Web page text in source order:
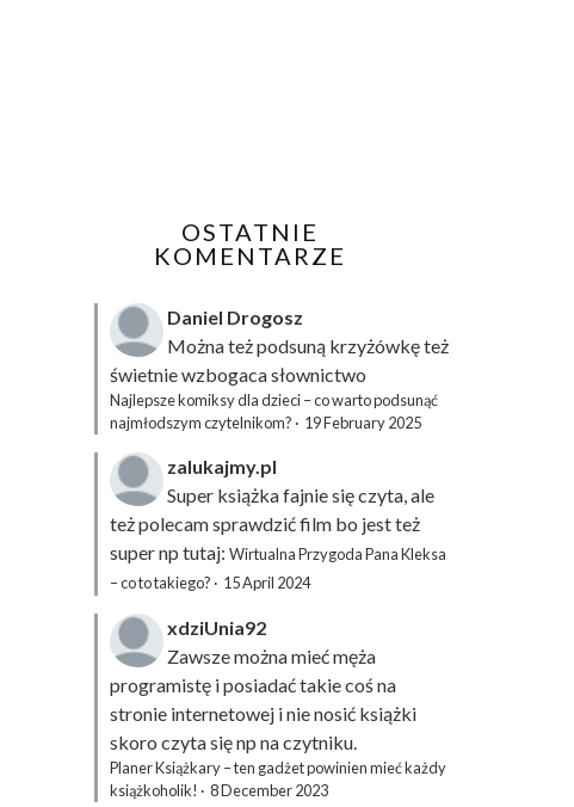
OSTATNIE
KOMENTARZE
Daniel Drogosz
Można też podsuną krzyżówkęteż
świetnie wzbogaca słownictwo
Najlepsze komiksy dla dzieci – co warto podsunąć
najmłodszym czytelnikom? · 19 February 2025
zalukajmy.pl
Super książka fajnie się czyta, ale
też polecam sprawdzić film bo jest też
super np tutaj: Wirtualna Przygoda Pana Kleksa
– co to takiego? · 15 April 2024
xdziUnia92
Zawsze można mieć męża
programistę i posiadać takie coś na
stronie internetowej i nie nosić książki
skoro czyta się np na czytniku.
Planer Książkary – ten gadżet powinien mieć każdy
książkoholik! · 8 December 2023